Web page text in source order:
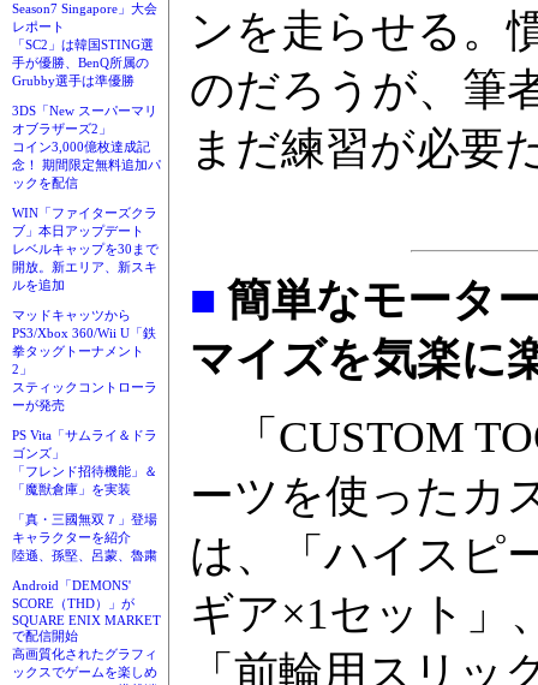
Season7 Singapore」大会
レポート
「SC2」は韓国STING選
手が優勝、BenQ所属の
Grubby選手は準優勝
3DS「New スーパーマリ
オブラザーズ2」
コイン3,000億枚達成記
念！ 期間限定無料追加パ
ックを配信
WIN「ファイターズクラ
ブ」本日アップデート
レベルキャップを30まで
開放。新エリア、新スキ
ルを追加
マッドキャッツから
PS3/Xbox 360/Wii U「鉄
拳タッグトーナメント
2」
スティックコントローラ
ーが発売
PS Vita「サムライ＆ドラ
ゴンズ」
「フレンド招待機能」＆
「魔獣倉庫」を実装
「真・三國無双７」登場
キャラクターを紹介
陸遜、孫堅、呂蒙、魯粛
Android「DEMONS'
SCORE（THD）」が
SQUARE ENIX MARKET
で配信開始
高画質化されたグラフィ
ックスでゲームを楽しめ
ンを走らせる。
のだろうが、筆
まだ練習が必要
■ 簡単なモータ
マイズを気楽に
「CUSTOM
ーツを使ったカ
は、「ハイスピ
ギア×1セット」
「前輪用スリ